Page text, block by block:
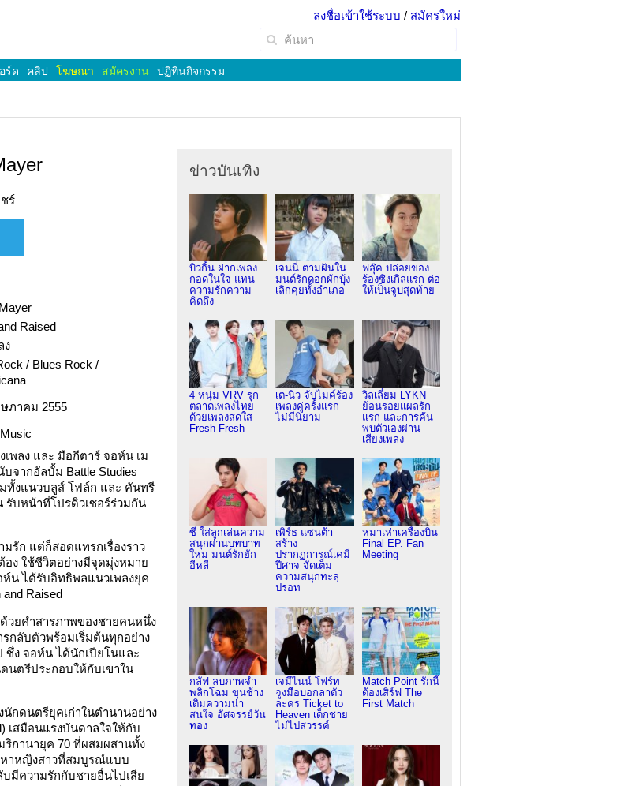
ลงชื่อเข้าใช้ระบบ / สมัครใหม่
ร์ด คลิป โฆษณา สมัครงาน ปฏิทินกิจกรรม
ร์
Raised
ง
/ Blues Rock /
ภาคม 2555
พลง และ มือกีตาร์ จอห์น เม
บจากอัลบั้ม Battle Studies
ทั้งแนวบลูส์ โฟล์ก และ คันทรี
รับหน้าที่โปรดิวเซอร์ร่วมกัน
รัก แต่ก็สอดแทรกเรื่องราว
อง ใช้ชีวิตอย่างมีจุดมุ่งหมาย
น ได้รับอิทธิพลแนวเพลงยุค
Raised
วยคำสารภาพของชายคนหนึ่ง
กลับตัวพร้อมเริ่มต้นทุกอย่าง
ซึ่ง จอห์น ได้นักเปียโนและ
นตรีประกอบให้กับเขาใน
นักดนตรียุคเก่าในตำนานอย่าง
เสมือนแรงบันดาลใจให้กับ
ริกานายุค 70 ที่ผสมผสานทั้ง
หาหญิงสาวที่สมบูรณ์แบบ
มีความรักกับชายอื่นไปเสีย
ข่าวบันเทิง
บิวกิ้น ฝากเพลง
กอดในใจ แทน
ความรักความ
คิดถึง
เจนนี่ ตามฝันใน
มนต์รักดอกผักบุ้ง
เลิกคุยทั้งอำเภอ
ฟลุ๊ค ปล่อยของ
ร้องซิงเกิลแรก ต่อ
ให้เป็นจูบสุดท้าย
4 หนุ่ม VRV รุก
ตลาดเพลงไทย
ด้วยเพลงสดใส
Fresh Fresh
เต-นิว จับไมค์ร้อง
เพลงคู่ครั้งแรก
ไม่มีนิยาม
วิลเลี่ยม LYKN
ย้อนรอยแผลรัก
แรก และการค้น
พบตัวเองผ่าน
เสียงเพลง
ซี ใส่ลูกเล่นความ
สนุกผ่านบทบาท
ใหม่ มนต์รักฮัก
อีหลี
เพิร์ธ แซนต้า
สร้าง
ปรากฏการณ์เคมี
ปีศาจ จัดเต็ม
ความสนุกทะลุ
ปรอท
หมาเห่าเครื่องบิน
Final EP. Fan
Meeting
กลัฟ ลบภาพจำ
พลิกโฉม ขุนช้าง
เติมความน่า
สนใจ อัศจรรย์วัน
ทอง
เจมีไนน์ โฟร์ท
จูงมือบอกลาตัว
ละคร Ticket to
Heaven เด็กชาย
ไม่ไปสวรรค์
Match Point รักนี้
ต้องเสิร์ฟ The
First Match